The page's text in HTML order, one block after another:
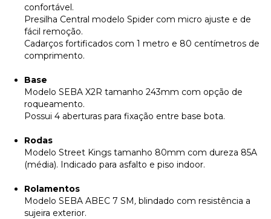
confortável.
Presilha Central modelo Spider com micro ajuste e de
fácil remoção.
Cadarços fortificados com 1 metro e 80 centímetros de
comprimento.
Base
Modelo SEBA X2R tamanho 243mm com opção de
roqueamento.
Possui 4 aberturas para fixação entre base bota.
Rodas
Modelo Street Kings tamanho 80mm com dureza 85A
(média). Indicado para asfalto e piso indoor.
Rolamentos
Modelo SEBA ABEC 7 SM, blindado com resistência a
sujeira exterior.